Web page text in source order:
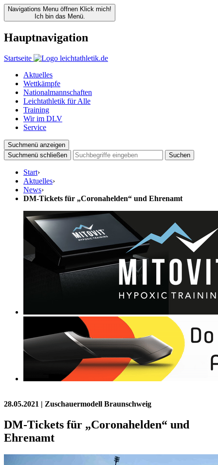
Navigations Menu öffnen Klick mich!
Ich bin das Menü.
Hauptnavigation
Startseite
Aktuelles
Wettkämpfe
Nationalmannschaften
Leichtathletik für Alle
Training
Wir im DLV
Service
Suchmenü anzeigen
Suchmenü schließen
Suchen
Start›
Aktuelles›
News›
DM-Tickets für „Coronahelden“ und Ehrenamt
28.05.2021 | Zuschauermodell Braunschweig
DM-Tickets für „Coronahelden“ und
Ehrenamt